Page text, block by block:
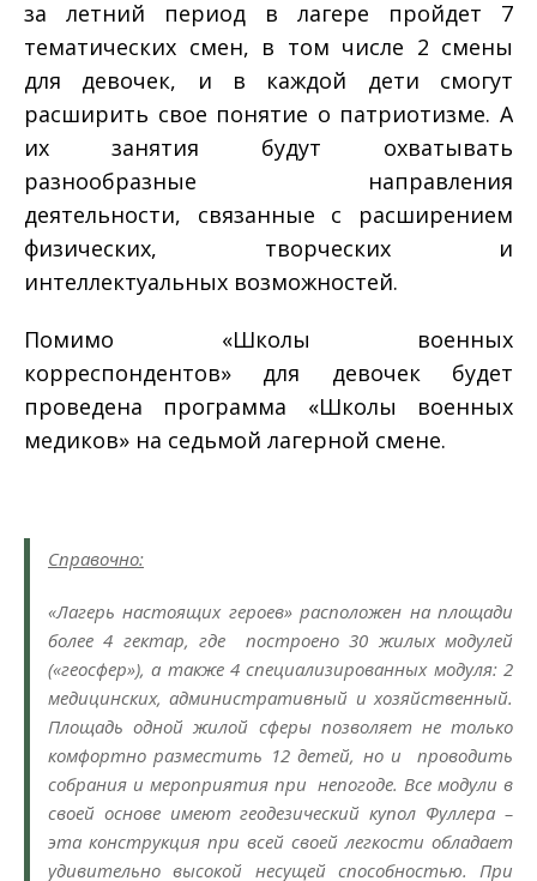
за летний период в лагере пройдет 7
тематических смен, в том числе 2 смены
для девочек, и в каждой дети смогут
расширить свое понятие о патриотизме. А
их занятия будут охватывать
разнообразные направления
деятельности, связанные с расширением
физических, творческих и
интеллектуальных возможностей.
Помимо «Школы военных
корреспондентов» для девочек будет
проведена программа «Школы военных
медиков» на седьмой лагерной смене.
Справочно:
«Лагерь настоящих героев» расположен на площади
более 4 гектар, где построено 30 жилых модулей
(«геосфер»), а также 4 специализированных модуля: 2
медицинских, административный и хозяйственный.
Площадь одной жилой сферы позволяет не только
комфортно разместить 12 детей, но и проводить
собрания и мероприятия при непогоде. Все модули в
своей основе имеют геодезический купол Фуллера –
эта конструкция при всей своей легкости обладает
удивительно высокой несущей способностью. При